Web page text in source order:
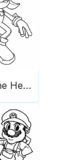
Shadow the Hedgehog 1